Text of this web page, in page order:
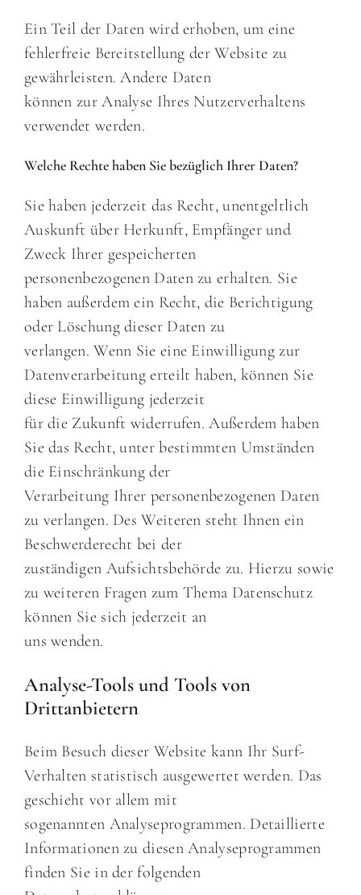
Ein Teil der Daten wird erhoben, um eine
fehlerfreie Bereitstellung der Website zu
gewährleisten. Andere Daten
können zur Analyse Ihres Nutzerverhaltens
verwendet werden.
Welche Rechte haben Sie bezüglich Ihrer Daten?
Sie haben jederzeit das Recht, unentgeltlich
Auskunft über Herkunft, Empfänger und
Zweck Ihrer gespeicherten
personenbezogenen Daten zu erhalten. Sie
haben außerdem ein Recht, die Berichtigung
oder Löschung dieser Daten zu
verlangen. Wenn Sie eine Einwilligung zur
Datenverarbeitung erteilt haben, können Sie
diese Einwilligung jederzeit
für die Zukunft widerrufen. Außerdem haben
Sie das Recht, unter bestimmten Umständen
die Einschränkung der
Verarbeitung Ihrer personenbezogenen Daten
zu verlangen. Des Weiteren steht Ihnen ein
Beschwerderecht bei der
zuständigen Aufsichtsbehörde zu. Hierzu sowie
zu weiteren Fragen zum Thema Datenschutz
können Sie sich jederzeit an
uns wenden.
Analyse-Tools und Tools von
Drittanbietern
Beim Besuch dieser Website kann Ihr Surf-
Verhalten statistisch ausgewertet werden. Das
geschieht vor allem mit
sogenannten Analyseprogrammen. Detaillierte
Informationen zu diesen Analyseprogrammen
finden Sie in der folgenden